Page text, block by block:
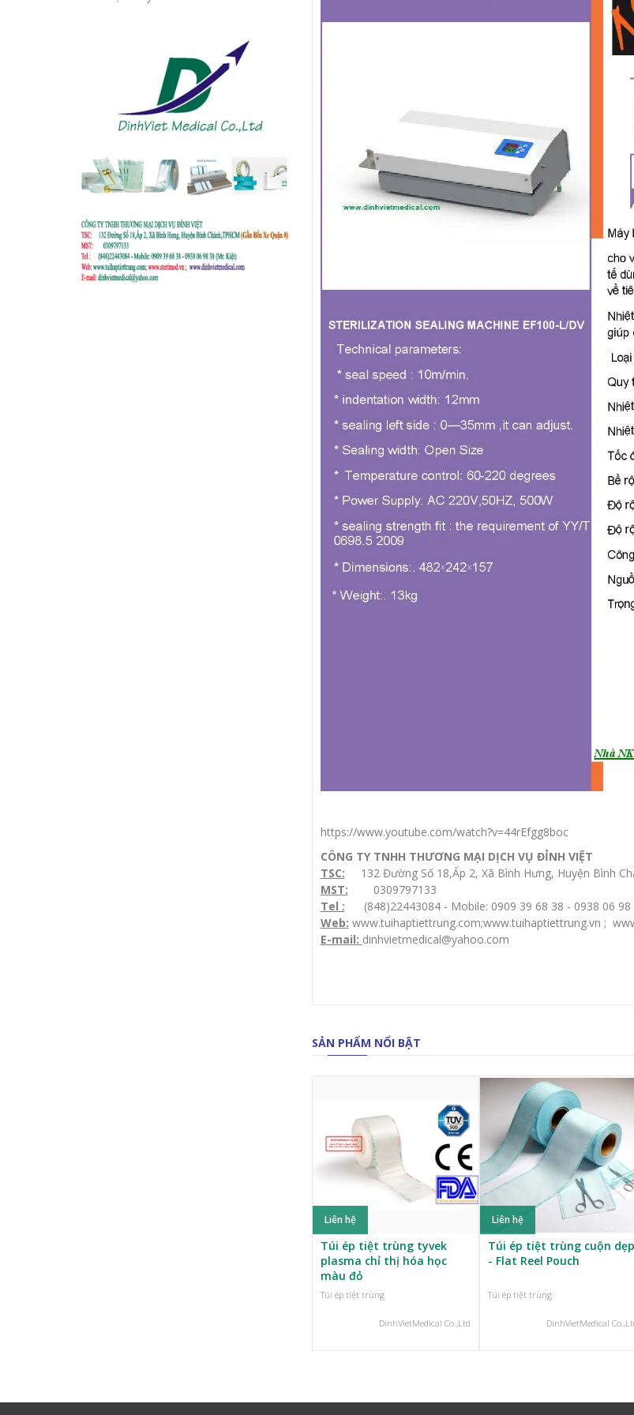
https://www.youtube.com/watch?v=44rEfgg8boc
CÔNG TY TNHH THƯƠNG MẠI DỊCH VỤ ĐỈNH VIỆT
TSC: 132 Đường Số 18,Ấp 2, Xã Bình Hưng, Huyện Bình
MST: 0309797133
Tel : (848)22443084 - Mobile: 0909 39 68 38 - 0938 06 98
Web: www.tuihaptiettrung.com;www.tuihaptiettrung.vn ;
E-mail: dinhvietmedical@yahoo.com
SẢN PHẨM NỔI BẬT
Liên hệ
Túi ép tiệt trùng tyvek
plasma chỉ thị hóa học
màu đỏ
Túi ép tiệt trùng
DinhVietMedical Co.,Ltd
Liên hệ
Túi ép tiệt trùng cuộn dẹp
- Flat Reel Pouch
Túi ép tiệt trùng
DinhVietMedical